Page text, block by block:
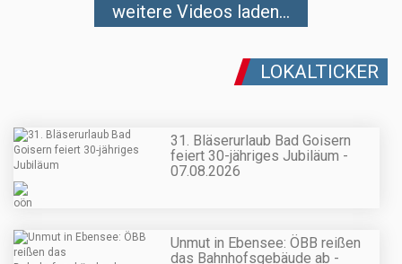
weitere Videos laden...
LOKALTICKER
31. Bläserurlaub Bad Goisern
feiert 30-jähriges Jubiläum -
07.08.2026
Unmut in Ebensee: ÖBB reißen
das Bahnhofsgebäude ab -